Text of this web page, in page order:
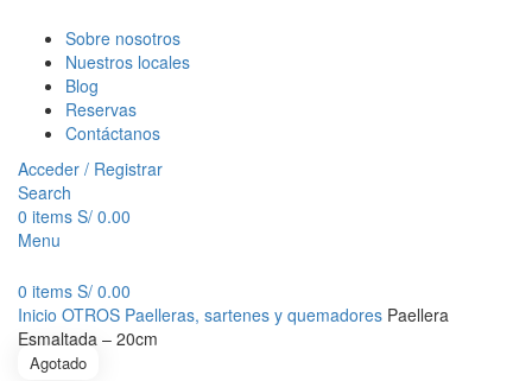
Sobre nosotros
Nuestros locales
Blog
Reservas
Contáctanos
Acceder / Registrar
Search
0 items S/ 0.00
Menu
0 items S/ 0.00
Inicio OTROS Paelleras, sartenes y quemadores Paellera
Esmaltada – 20cm
Agotado